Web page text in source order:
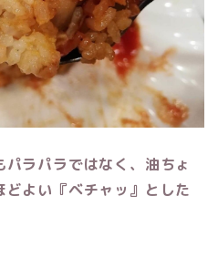
ラパラではなく、油ちょ
よい『ベチャッ』とした